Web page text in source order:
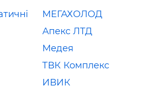
МЕГАХОЛОД
Апекс ЛТД
Медея
ТВК Комплекс
ИВИК